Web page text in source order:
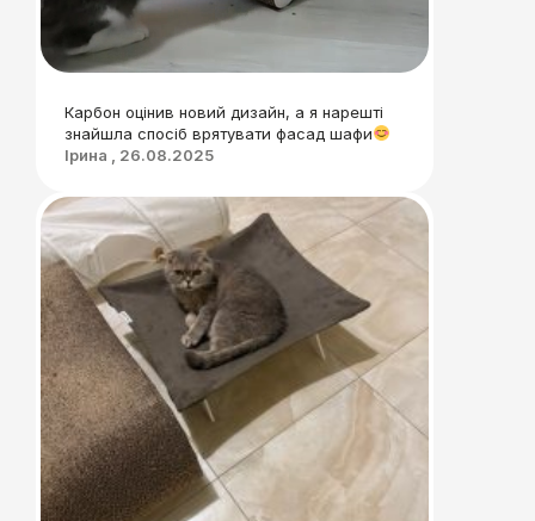
Карбон оцінив новий дизайн, а я нарешті
знайшла спосіб врятувати фасад шафи
Ірина , 26.08.2025